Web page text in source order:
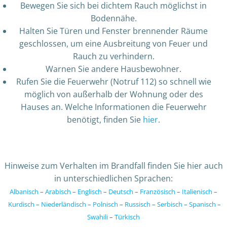
Bewegen Sie sich bei dichtem Rauch möglichst in
Bodennähe.
Halten Sie Türen und Fenster brennender Räume
geschlossen, um eine Ausbreitung von Feuer und
Rauch zu verhindern.
Warnen Sie andere Hausbewohner.
Rufen Sie die Feuerwehr (Notruf 112) so schnell wie
möglich von außerhalb der Wohnung oder des
Hauses an. Welche Informationen die Feuerwehr
benötigt, finden Sie hier.
Hinweise zum Verhalten im Brandfall finden Sie hier auch
in unterschiedlichen Sprachen:
Albanisch – Arabisch – Englisch – Deutsch – Französisch – Italienisch –
Kurdisch – Niederländisch – Polnisch – Russisch – Serbisch – Spanisch –
Swahili– Türkisch